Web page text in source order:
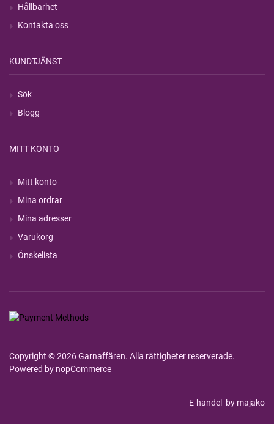
Hållbarhet
Kontakta oss
KUNDTJÄNST
Sök
Blogg
MITT KONTO
Mitt konto
Mina ordrar
Mina adresser
Varukorg
Önskelista
Copyright © 2026 Garnaffären. Alla rättigheter reserverade.
Powered by nopCommerce
E-handel by majako